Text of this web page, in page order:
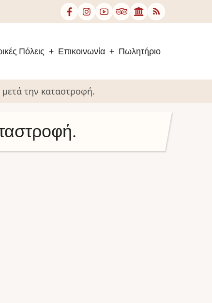
Πόλεις Επικοινωνία Πωλητήριο
την καταστροφή.